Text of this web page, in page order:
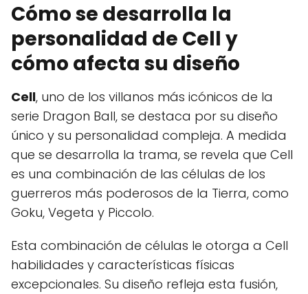
Cómo se desarrolla la
personalidad de Cell y
cómo afecta su diseño
Cell, uno de los villanos más icónicos de la
serie Dragon Ball, se destaca por su diseño
único y su personalidad compleja. A medida
que se desarrolla la trama, se revela que Cell
es una combinación de las células de los
guerreros más poderosos de la Tierra, como
Goku, Vegeta y Piccolo.
Esta combinación de células le otorga a Cell
habilidades y características físicas
excepcionales. Su diseño refleja esta fusión,